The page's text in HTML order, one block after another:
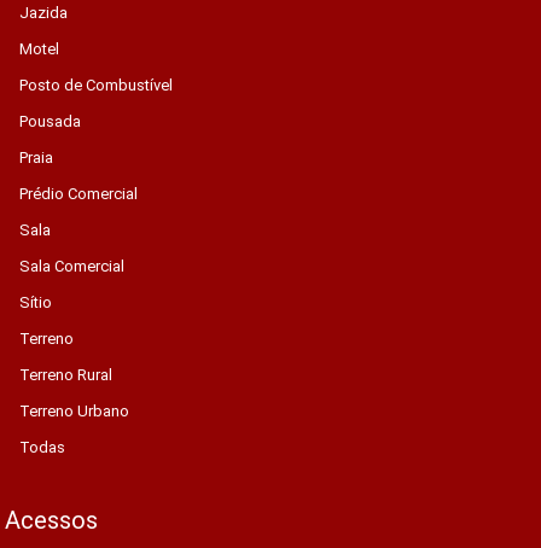
Jazida
Motel
Posto de Combustível
Pousada
Praia
Prédio Comercial
Sala
Sala Comercial
Sítio
Terreno
Terreno Rural
Terreno Urbano
Todas
Acessos